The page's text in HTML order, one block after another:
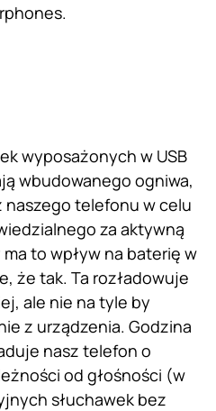
wyposażonych w USB
wbudowanego ogniwa,
naszego telefonu w celu
za aktywną
to wpływ na baterię w
że tak. Ta rozładowuje
ale nie na tyle by
z urządzenia. Godzina
nasz telefon o
od głośności (w
słuchawek bez